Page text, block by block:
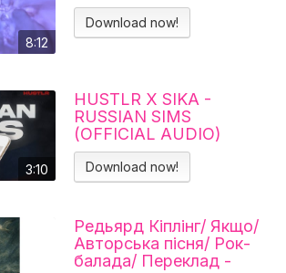
8:12
Download now!
3:10
HUSTLR X SIKA -
RUSSIAN SIMS
(OFFICIAL AUDIO)
Download now!
Редьярд Кіплінг/ Якщо/
Авторська пісня/ Рок-
балада/ Переклад -